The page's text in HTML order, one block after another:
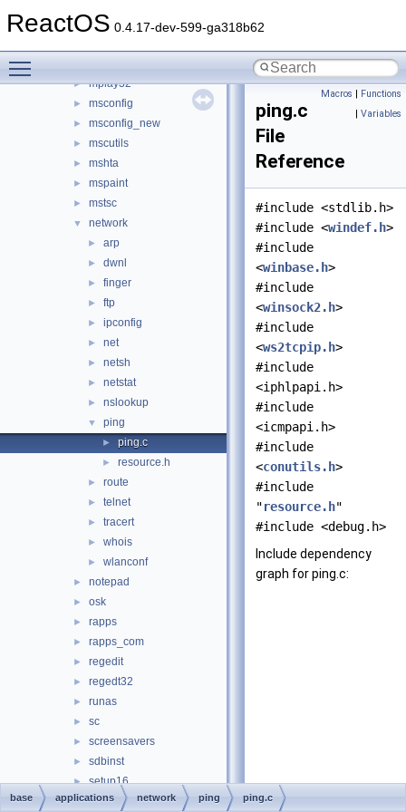
ReactOS 0.4.17-dev-599-ga318b62
► logoff
► mplay32
► msconfig
► msconfig_new
► mscutils
► mshta
► mspaint
► mstsc
▼ network
► arp
► dwnl
► finger
► ftp
► ipconfig
► net
► netsh
► netstat
► nslookup
▼ ping
► ping.c
► resource.h
► route
► telnet
► tracert
► whois
► wlanconf
► notepad
► osk
► rapps
► rapps_com
► regedit
► regedt32
► runas
► sc
► screensavers
► sdbinst
► setup16
► shutdown
Macros | Functions
| Variables
ping.c
File
Reference
#include <stdlib.h>
#include <windef.h>
#include
<winbase.h>
#include
<winsock2.h>
#include
<ws2tcpip.h>
#include
<iphlpapi.h>
#include
<icmpapi.h>
#include
<conutils.h>
#include
"resource.h"
#include <debug.h>
Include dependency
graph for ping.c:
base applications network ping ping.c